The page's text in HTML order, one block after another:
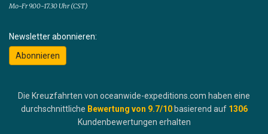
Mo-Fr 9.00-17.30 Uhr (CST)
Newsletter abonnieren:
Abonnieren
Die Kreuzfahrten von oceanwide-expeditions.com haben eine
durchschnittliche Bewertung von 9.7/10 basierend auf 1306
Kundenbewertungen erhalten